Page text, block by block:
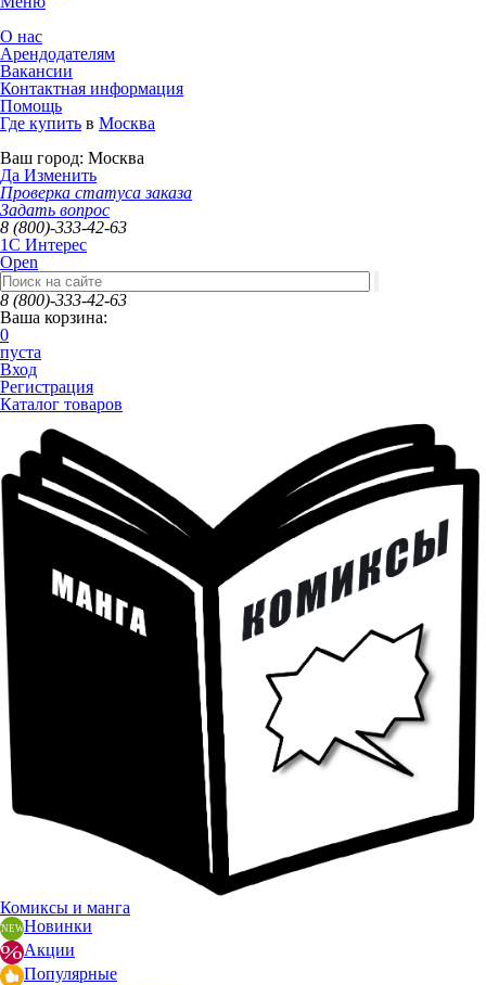
О нас
Арендодателям
Вакансии
Контактная информация
Помощь
Где купить в Москва
Ваш город: Москва
Да Изменить
Проверка статуса заказа
Задать вопрос
8 (800)-333-42-63
1C Интерес
Open
8 (800)-333-42-63
Ваша корзина:
0
пуста
Вход
Регистрация
Каталог товаров
Комиксы и манга
Новинки
Акции
Популярные